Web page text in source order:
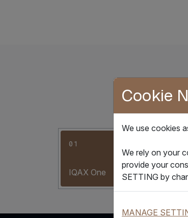
01
IQAX One
Cookie
We use cookies
We rely on your
provide your
SETTING by
MANAGE